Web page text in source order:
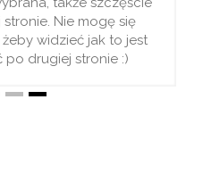
Nie mogę się
widzieć jak to jest
po drugiej stronie :)